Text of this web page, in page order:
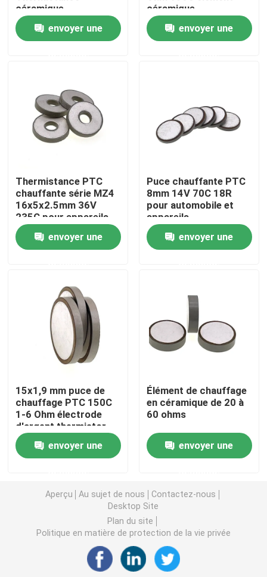
vidéo
Visite de l'usine
Nous contacter
Nouvelles
Thermistance de ptc
Puce de chauffage PTC
Thermistance de SMD NTC
Le thermistore NTC de puissance
Capteur de température de NTC
Varistance
Varistance CMS
céramique
envoyer une
céramique
envoyer une
Thermistance PTC
chauffante série MZ4
16x5x2.5mm 36V
235C pour appareils
automobiles
envoyer une
Puce chauffante PTC
8mm 14V 70C 18R
pour automobile et
appareils
électroménagers
envoyer une
15x1,9 mm puce de
chauffage PTC 150C
1-6 Ohm électrode
d'argent thermistor
envoyer une
Élément de chauffage
en céramique de 20 à
60 ohms
envoyer une
Aperçu Au sujet de nous
Contactez-nous
Desktop Site
Plan du site
Politique en matière de protection de la vie privée